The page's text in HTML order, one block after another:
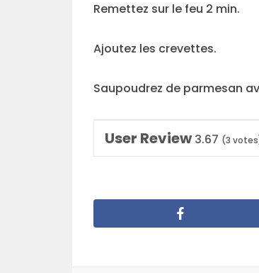
Remettez sur le feu 2 min.
Ajoutez les crevettes.
Saupoudrez de parmesan
User Review 3.67 (3